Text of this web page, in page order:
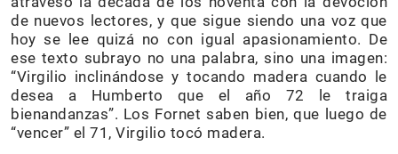
de nuevos lectores, y que sigue siendo una voz que
hoy se lee quizá no con igual apasionamiento. De
ese texto subrayo no una palabra, sino una imagen:
“Virgilio inclinándose y tocando madera cuando le
desea a Humberto que el año 72 le traiga
bienandanzas”. Los Fornet saben bien, que luego de
“vencer” el 71, Virgilio tocó madera.